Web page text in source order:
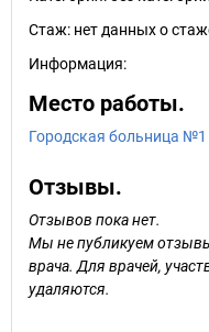
Стаж: нет данных о
Информация:
Место работы.
Городская больница №1
Отзывы.
Отзывов пока нет.
Мы не публикуем
врача. Для врачей,
удаляются.